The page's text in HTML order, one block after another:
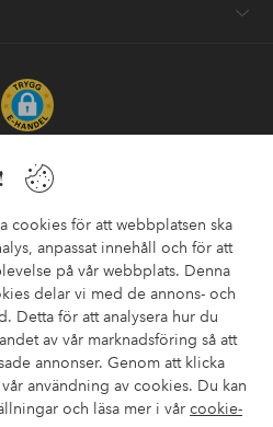
cookies för att webbplatsen ska
anpassat innehåll och för att
på vår webbplats. Denna
delar vi med de annons- och
Detta för att analysera hur du
av vår marknadsföring så att
annonser. Genom att klicka
användning av cookies. Du kan
och läsa mer i vår cookie-
direkt eller dela upp
våra betalalternativ
elpy
- Välj land
Pinterest Youtube